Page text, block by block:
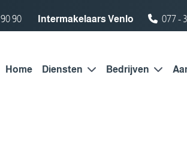
90 Intermakelaars Venlo 077 -
Home Diensten Bedrijven